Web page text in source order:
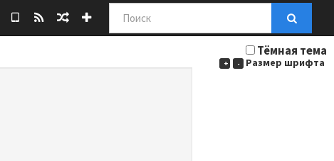
Поиск
Тёмная тема
+ - Размер шрифта